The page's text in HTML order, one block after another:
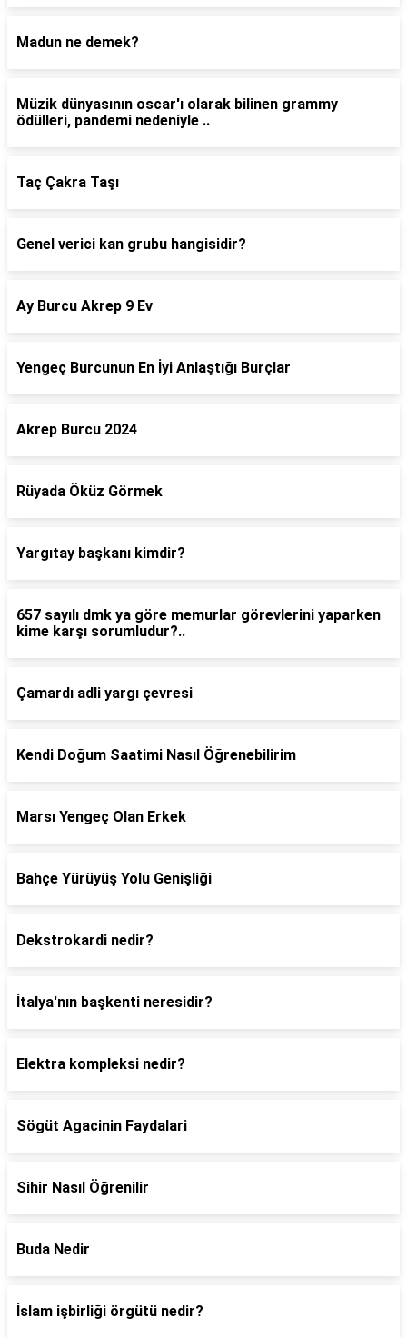
Madun ne demek?
Müzik dünyasının oscar'ı olarak bilinen grammy
ödülleri, pandemi nedeniyle ..
Taç Çakra Taşı
Genel verici kan grubu hangisidir?
Ay Burcu Akrep 9 Ev
Yengeç Burcunun En İyi Anlaştığı Burçlar
Akrep Burcu 2024
Rüyada Öküz Görmek
Yargıtay başkanı kimdir?
657 sayılı dmk ya göre memurlar görevlerini yaparken
kime karşı sorumludur?..
Çamardı adli yargı çevresi
Kendi Doğum Saatimi Nasıl Öğrenebilirim
Marsı Yengeç Olan Erkek
Bahçe Yürüyüş Yolu Genişliği
Dekstrokardi nedir?
İtalya'nın başkenti neresidir?
Elektra kompleksi nedir?
Sögüt Agacinin Faydalari
Sihir Nasıl Öğrenilir
Buda Nedir
İslam işbirliği örgütü nedir?